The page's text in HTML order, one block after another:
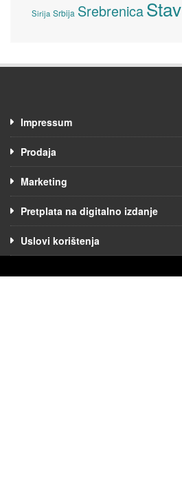
Sirija Srbija SrebrenicaStav
Impressum
Prodaja
Marketing
Pretplata na digitalno izdanje
Uslovi korištenja